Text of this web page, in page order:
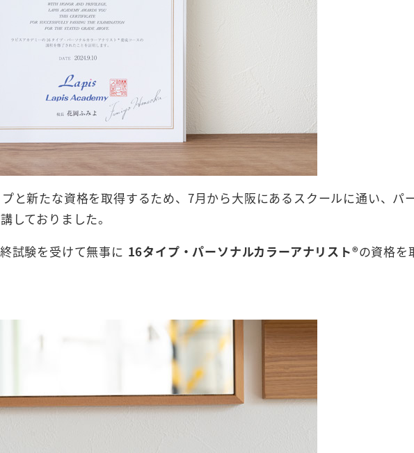
と新たな資格を取得するため、7月から大阪にあるスクールに通い、パ
しておりました。
試験を受けて無事に 16タイプ・パーソナルカラーアナリスト®の資格を